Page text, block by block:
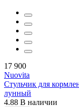
17 900
Nuovita
Стульчик для
лунный
4.88 В наличии